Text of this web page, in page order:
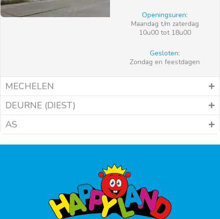
Openingsuren:
Maandag t/m zaterdag
10u00 tot 18u00
Gesloten:
Zondag en feestdagen
MECHELEN
DEURNE (DIEST)
AS